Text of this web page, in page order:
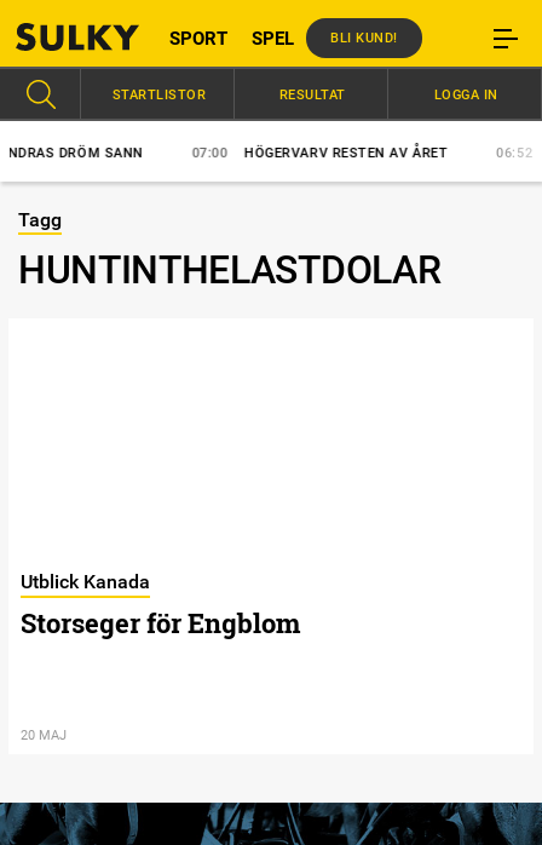
SPORT SPEL BLI KUND!
DRÖM SANN 07:00 HÖGERVARV RESTEN AV ÅRET 06:52
STARTLISTOR RESULTAT LOGGA IN
Tagg
HUNTINTHELASTDOLAR
Utblick Kanada
Storseger för Engblom
20 MAJ